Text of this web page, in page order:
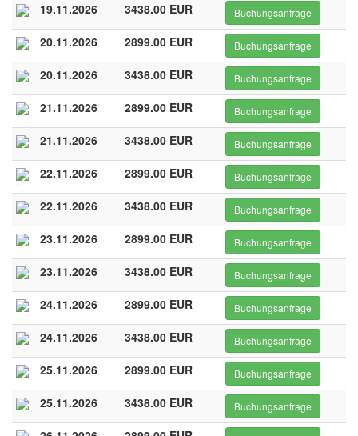
19.11.2026 3438.00 EUR Buchungsanfrage
20.11.2026 2899.00 EUR Buchungsanfrage
20.11.2026 3438.00 EUR Buchungsanfrage
21.11.2026 2899.00 EUR Buchungsanfrage
21.11.2026 3438.00 EUR Buchungsanfrage
22.11.2026 2899.00 EUR Buchungsanfrage
22.11.2026 3438.00 EUR Buchungsanfrage
23.11.2026 2899.00 EUR Buchungsanfrage
23.11.2026 3438.00 EUR Buchungsanfrage
24.11.2026 2899.00 EUR Buchungsanfrage
24.11.2026 3438.00 EUR Buchungsanfrage
25.11.2026 2899.00 EUR Buchungsanfrage
25.11.2026 3438.00 EUR Buchungsanfrage